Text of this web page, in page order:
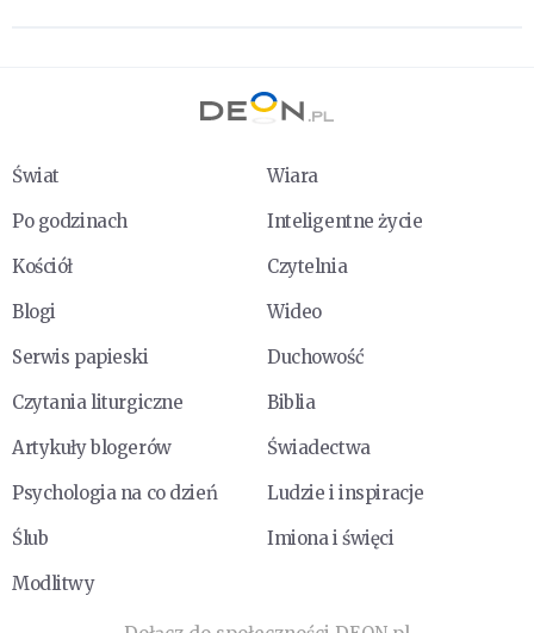
Świat
Wiara
Po godzinach
Inteligentne życie
Kościół
Czytelnia
Blogi
Wideo
Serwis papieski
Duchowość
Czytania liturgiczne
Biblia
Artykuły blogerów
Świadectwa
Psychologia na co dzień
Ludzie i inspiracje
Ślub
Imiona i święci
Modlitwy